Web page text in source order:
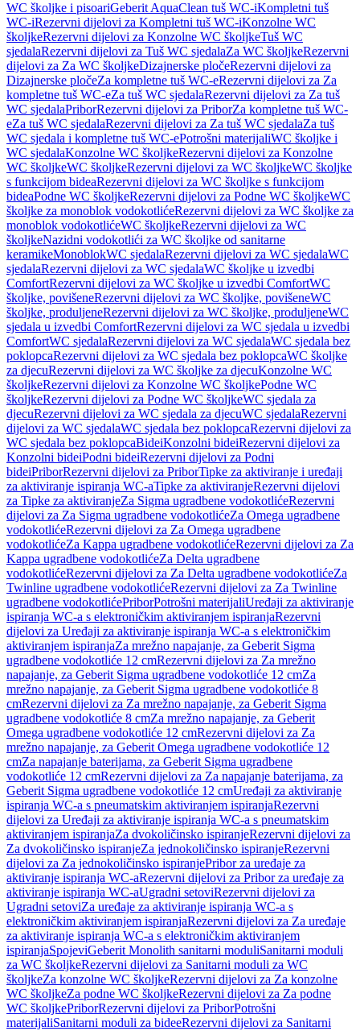
WC školjke i pisoariGeberit AquaClean tuš WC-iKompletni tuš
WC-iRezervni dijelovi za Kompletni tuš WC-iKonzolne WC
školjkeRezervni dijelovi za Konzolne WC školjkeTuš WC
sjedalaRezervni dijelovi za Tuš WC sjedalaZa WC školjkeRezervni
dijelovi za Za WC školjkeDizajnerske pločeRezervni dijelovi za
Dizajnerske pločeZa kompletne tuš WC-eRezervni dijelovi za Za
kompletne tuš WC-eZa tuš WC sjedalaRezervni dijelovi za Za tuš
WC sjedalaPriborRezervni dijelovi za PriborZa kompletne tuš WC-
eZa tuš WC sjedalaRezervni dijelovi za Za tuš WC sjedalaZa tuš
WC sjedala i kompletne tuš WC-ePotrošni materijaliWC školjke i
WC sjedalaKonzolne WC školjkeRezervni dijelovi za Konzolne
WC školjkeWC školjkeRezervni dijelovi za WC školjkeWC školjke
s funkcijom bideaRezervni dijelovi za WC školjke s funkcijom
bideaPodne WC školjkeRezervni dijelovi za Podne WC školjkeWC
školjke za monoblok vodokotlićeRezervni dijelovi za WC školjke za
monoblok vodokotlićeWC školjkeRezervni dijelovi za WC
školjkeNazidni vodokotlići za WC školjke od sanitarne
keramikeMonoblokWC sjedalaRezervni dijelovi za WC sjedalaWC
sjedalaRezervni dijelovi za WC sjedalaWC školjke u izvedbi
ComfortRezervni dijelovi za WC školjke u izvedbi ComfortWC
školjke, povišeneRezervni dijelovi za WC školjke, povišeneWC
školjke, produljeneRezervni dijelovi za WC školjke, produljeneWC
sjedala u izvedbi ComfortRezervni dijelovi za WC sjedala u izvedbi
ComfortWC sjedalaRezervni dijelovi za WC sjedalaWC sjedala bez
poklopcaRezervni dijelovi za WC sjedala bez poklopcaWC školjke
za djecuRezervni dijelovi za WC školjke za djecuKonzolne WC
školjkeRezervni dijelovi za Konzolne WC školjkePodne WC
školjkeRezervni dijelovi za Podne WC školjkeWC sjedala za
djecuRezervni dijelovi za WC sjedala za djecuWC sjedalaRezervni
dijelovi za WC sjedalaWC sjedala bez poklopcaRezervni dijelovi za
WC sjedala bez poklopcaBideiKonzolni bideiRezervni dijelovi za
Konzolni bideiPodni bideiRezervni dijelovi za Podni
bideiPriborRezervni dijelovi za PriborTipke za aktiviranje i uređaji
za aktiviranje ispiranja WC-aTipke za aktiviranjeRezervni dijelovi
za Tipke za aktiviranjeZa Sigma ugradbene vodokotlićeRezervni
dijelovi za Za Sigma ugradbene vodokotlićeZa Omega ugradbene
vodokotlićeRezervni dijelovi za Za Omega ugradbene
vodokotlićeZa Kappa ugradbene vodokotlićeRezervni dijelovi za Za
Kappa ugradbene vodokotlićeZa Delta ugradbene
vodokotlićeRezervni dijelovi za Za Delta ugradbene vodokotlićeZa
Twinline ugradbene vodokotlićeRezervni dijelovi za Za Twinline
ugradbene vodokotlićePriborPotrošni materijaliUređaji za aktiviranje
ispiranja WC-a s elektroničkim aktiviranjem ispiranjaRezervni
dijelovi za Uređaji za aktiviranje ispiranja WC-a s elektroničkim
aktiviranjem ispiranjaZa mrežno napajanje, za Geberit Sigma
ugradbene vodokotliće 12 cmRezervni dijelovi za Za mrežno
napajanje, za Geberit Sigma ugradbene vodokotliće 12 cmZa
mrežno napajanje, za Geberit Sigma ugradbene vodokotliće 8
cmRezervni dijelovi za Za mrežno napajanje, za Geberit Sigma
ugradbene vodokotliće 8 cmZa mrežno napajanje, za Geberit
Omega ugradbene vodokotliće 12 cmRezervni dijelovi za Za
mrežno napajanje, za Geberit Omega ugradbene vodokotliće 12
cmZa napajanje baterijama, za Geberit Sigma ugradbene
vodokotliće 12 cmRezervni dijelovi za Za napajanje baterijama, za
Geberit Sigma ugradbene vodokotliće 12 cmUređaji za aktiviranje
ispiranja WC-a s pneumatskim aktiviranjem ispiranjaRezervni
dijelovi za Uređaji za aktiviranje ispiranja WC-a s pneumatskim
aktiviranjem ispiranjaZa dvokoličinsko ispiranjeRezervni dijelovi za
Za dvokoličinsko ispiranjeZa jednokoličinsko ispiranjeRezervni
dijelovi za Za jednokoličinsko ispiranjePribor za uređaje za
aktiviranje ispiranja WC-aRezervni dijelovi za Pribor za uređaje za
aktiviranje ispiranja WC-aUgradni setoviRezervni dijelovi za
Ugradni setoviZa uređaje za aktiviranje ispiranja WC-a s
elektroničkim aktiviranjem ispiranjaRezervni dijelovi za Za uređaje
za aktiviranje ispiranja WC-a s elektroničkim aktiviranjem
ispiranjaSpojeviGeberit Monolith sanitarni moduliSanitarni moduli
za WC školjkeRezervni dijelovi za Sanitarni moduli za WC
školjkeZa konzolne WC školjkeRezervni dijelovi za Za konzolne
WC školjkeZa podne WC školjkeRezervni dijelovi za Za podne
WC školjkePriborRezervni dijelovi za PriborPotrošni
materijaliSanitarni moduli za bideeRezervni dijelovi za Sanitarni